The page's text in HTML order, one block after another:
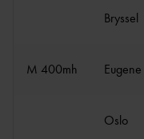
Bryssel
M 400mh Eugene
Oslo